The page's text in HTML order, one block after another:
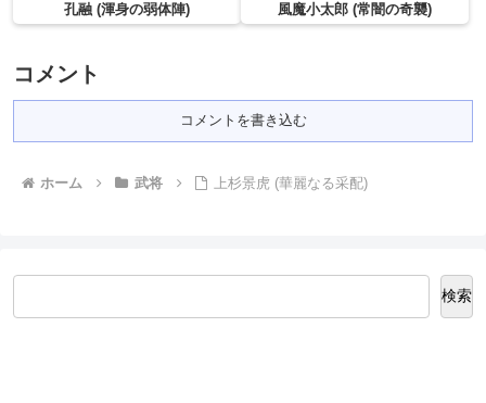
孔融 (渾身の弱体陣) 風魔小太郎 (常闇の奇襲)
コメント
コメントを書き込む
ホーム 武将 上杉景虎 (華麗なる采配)
検索